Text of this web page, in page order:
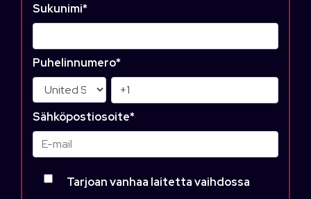
Sukunimi*
Puhelinnumero*
Sähköpostiosoite*
Tarjoan vanhaa laitetta vaihdossa